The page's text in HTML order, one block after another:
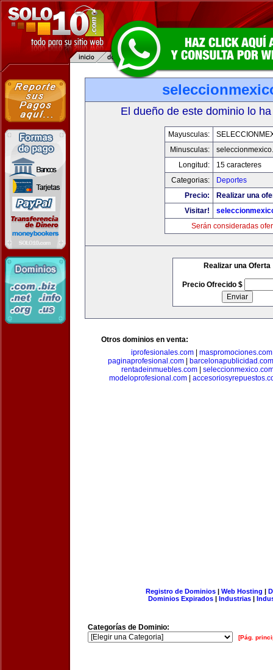
El dueño de este dominio lo
Mayusculas:
Minusculas:
Longitud:
15 caracteres
Categorias:
Deportes
Precio:
Realizar una
Visitar!
Serán consideradas
Realizar una Oferta
Precio Ofrecido $
Otros dominios en venta:
iprofesionales.com
maspromociones.com
paginaprofesional.com|
barcelonapublicidad.com
rentadeinmuebles.com
modeloprofesional.com|
Registro de Dominios| Web Hosting |
Dominios Expirados | Industrias |
Categorías de Dominio:
[Pág.